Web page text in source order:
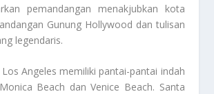
pemandangan menakjubkan kota
Gunung Hollywood dan tulisan
legendaris.
Angeles memiliki pantai-pantai indah
Beach dan Venice Beach. Santa